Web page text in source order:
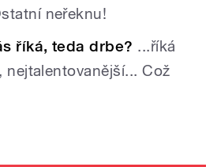
neřeknu!
říká, teda drbe? ...říká
nejtalentovanější... Což